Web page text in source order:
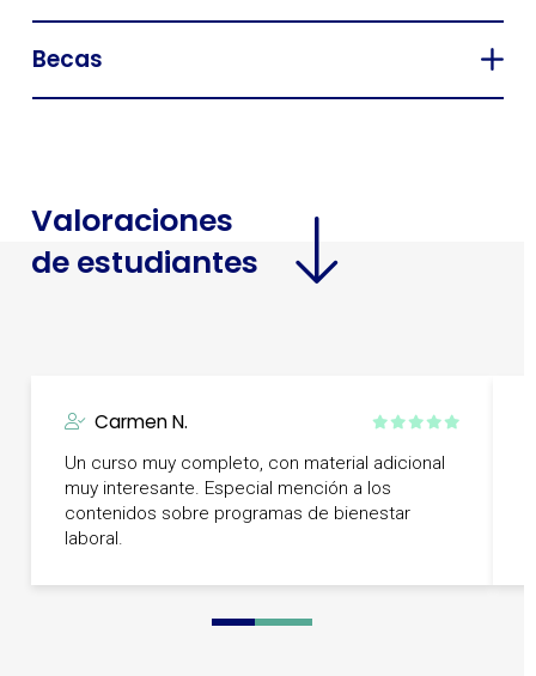
Becas
Valoraciones
de estudiantes
Carmen N.
Un curso muy completo, con material adicional
muy interesante. Especial mención a los
contenidos sobre programas de bienestar
laboral.
0 1 2 3 4